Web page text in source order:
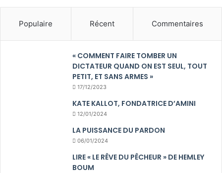
Populaire Récent Commentaires
« COMMENT FAIRE TOMBER UN
DICTATEUR QUAND ON EST SEUL, TOUT
PETIT, ET SANS ARMES »
17/12/2023
KATE KALLOT, FONDATRICE D’AMINI
12/01/2024
LA PUISSANCE DU PARDON
06/01/2024
LIRE « LE RÊVE DU PÊCHEUR » DE HEMLEY
BOUM